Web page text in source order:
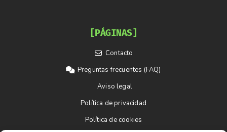
[PÁGINAS]
Contacto
Preguntas frecuentes (FAQ)
Aviso legal
Política de privacidad
Política de cookies